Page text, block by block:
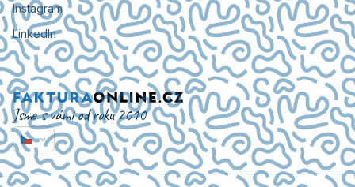
Instagram
LinkedIn
Jsme s vámi od roku 2010